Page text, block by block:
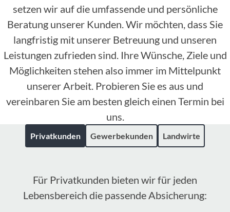
setzen wir auf die umfassende und persönliche
Beratung unserer Kunden. Wir möchten, dass Sie
langfristig mit unserer Betreuung und unseren
Leistungen zufrieden sind. Ihre Wünsche, Ziele und
Möglichkeiten stehen also immer im Mittelpunkt
unserer Arbeit. Probieren Sie es aus und
vereinbaren Sie am besten gleich einen Termin bei
uns.
Privatkunden Gewerbekunden Landwirte
Für Privatkunden bieten wir für jeden
Lebensbereich die passende Absicherung: